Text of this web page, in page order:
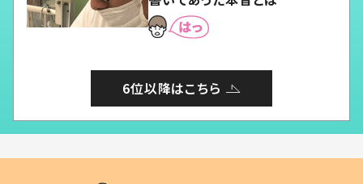
6位以降はこちら